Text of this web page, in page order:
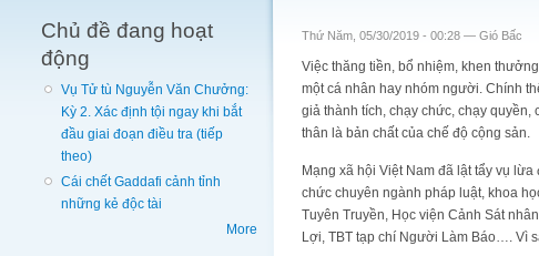
Chủ đề đang hoạt
động
Vụ Tử tù Nguyễn Văn Chưởng:
Kỳ 2. Xác định tội ngay khi bắt
đầu giai đoạn điều tra (tiếp
theo)
Cái chết Gaddafi cảnh tỉnh
những kẻ độc tài
More
Thứ Năm, 05/30/2019 - 00:28 — Gió Bấc
Việc thăng tiền, bổ nhiệm, khen
một cá nhân hay nhóm người. Chính
giả thành tích, chạy chức, chạy
thân là bản chất của chế độ cộng sản.
Mạng xã hội Việt Nam đã lật tẩy vụ
chức chuyên ngành pháp luật, khoa
Tuyên Truyền, Học viện Cảnh Sát
Lợi, TBT tạp chí Người Làm Báo…. Vì